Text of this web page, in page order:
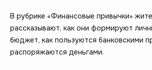
В рубрике «Финансовые привычки»
рассказывают, как они формируют
бюджет, как пользуются банковскими
распоряжаются деньгами.